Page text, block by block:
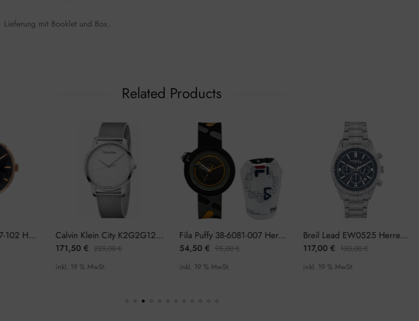
Lieferung mit Booklet und Box.
Related Products
Fila Filastyle 38-177-102 Herrenuhr Calvin Klein City K2G2G126 Herrenuhr
171,50€ 229,00 €
inkl. 19 % MwSt.
Fila Puffy 38-6081-007 Herrenuhr
€ 95,00€
inkl. 19 % MwSt.
Breil Lead EW0525 Herrenuhr Chronograph
€ 130,00
inkl. 19 % MwSt.